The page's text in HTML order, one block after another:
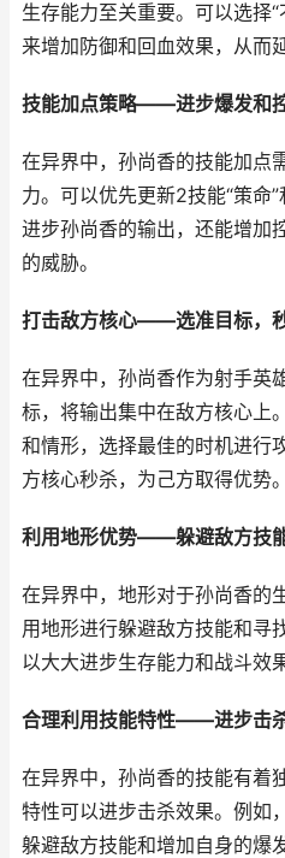
生存能力至关重要。可以选择
来增加防御和回血效果，从而
技能加点策略——进步爆发和
在异界中，孙尚香的技能加点
力。可以优先更新2技能“策命
进步孙尚香的输出，还能增加
的威胁。
打击敌方核心——选准目标，
在异界中，孙尚香作为射手英
标，将输出集中在敌方核心上
和情形，选择最佳的时机进行
方核心秒杀，为己方取得优势。
利用地形优势——躲避敌方技
在异界中，地形对于孙尚香的
用地形进行躲避敌方技能和寻
以大大进步生存能力和战斗效果
合理利用技能特性——进步击
在异界中，孙尚香的技能有着
特性可以进步击杀效果。例如
躲避敌方技能和增加自身的爆